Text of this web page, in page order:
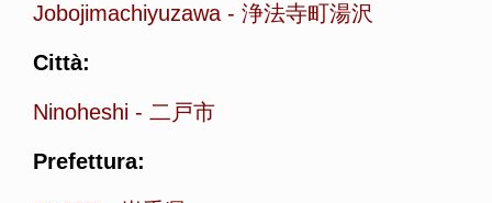
Jobojimachiyuzawa - 浄法寺町湯沢
Città:
Ninoheshi - 二戸市
Prefettura: